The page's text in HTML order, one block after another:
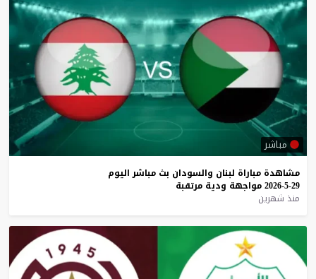
مباشر
مشاهدة مباراة لبنان والسودان بث مباشر اليوم
29-5-2026
مواجهة ودية مرتقبة
منذ شهرين